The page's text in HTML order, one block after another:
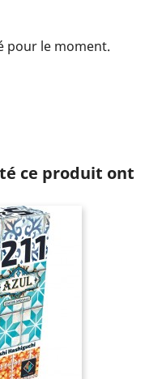
pour le moment.
ce produit ont